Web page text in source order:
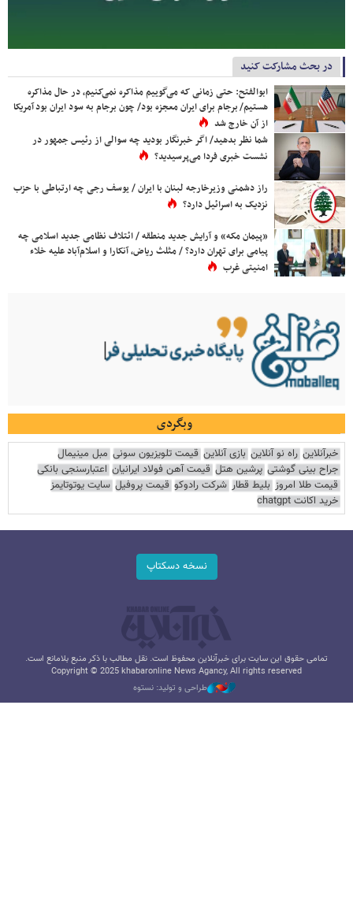
در بحث مشارکت کنید
ابوالفتح: حتی زمانی که می‌گوییم مذاکره نمی‌کنیم، در حال مذاکره
هستیم/ برجام برای ایران معجزه بود/ چون برجام به سود ایران بود آمریکا
از آن خارج شد
شما نظر بدهید/ اگر خبرنگار بودید چه سوالی از رئیس جمهور در
نشست خبری فردا می‌پرسیدید؟
راز دشمنی وزیرخارجه لبنان با ایران / یوسف رجی چه ارتباطی با حزب
نزدیک به اسرائیل دارد؟
«پیمان مکه» و آرایش جدید منطقه / ائتلاف نظامی جدید اسلامی چه
پیامی برای تهران دارد؟ / مثلث ریاض، آنکارا و اسلام‌آباد علیه خلاء
امنیتی غرب
وبگردی
خبرآنلاین راه نو آنلاین بازی آنلاین قیمت تلویزیون سونی مبل مینیمال
جراح بینی گوشتی پرشین هتل قیمت آهن فولاد ایرانیان اعتبارسنجی بانکی
قیمت طلا امروز بلیط قطار شرکت رادوکو قیمت پروفیل سایت یوتوتایمز
خرید اکانت chatgpt
نسخه دسکتاپ
تمامی حقوق این سایت برای خبرآنلاین محفوظ است. نقل مطالب با ذکر منبع بلامانع است.
Copyright © 2025 khabaronline News Agancy, All rights reserved
طراحی و تولید: نستوه